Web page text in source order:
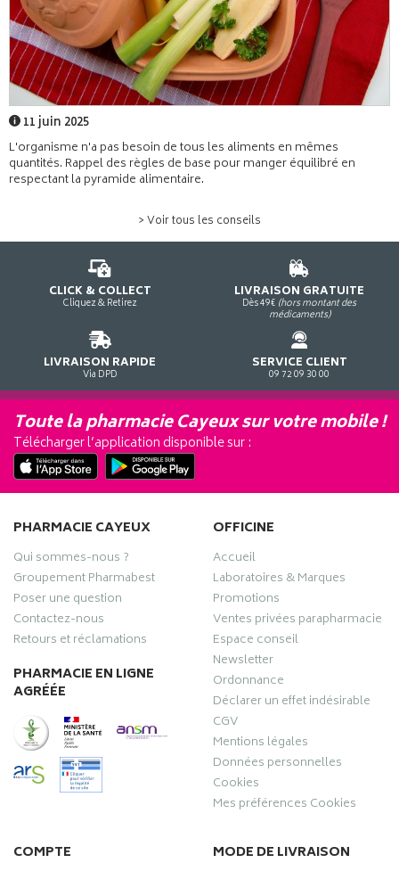
11 juin 2025
L'organisme n'a pas besoin de tous les aliments en mêmes
quantités. Rappel des règles de base pour manger équilibré en
respectant la pyramide alimentaire.
> Voir tous les conseils
CLICK & COLLECT
Cliquez & Retirez
LIVRAISON GRATUITE
Dès 49€ (hors montant des
médicaments)
LIVRAISON RAPIDE
Via DPD
SERVICE CLIENT
09 72 09 30 00
Toute la pharmacie Cayeux sur votre mobile !
Télécharger l’application disponible sur :
PHARMACIE CAYEUX
Qui sommes-nous ?
Groupement Pharmabest
Poser une question
Contactez-nous
Retours et réclamations
PHARMACIE EN LIGNE
AGRÉÉE
OFFICINE
Accueil
Laboratoires & Marques
Promotions
Ventes privées parapharmacie
Espace conseil
Newsletter
Ordonnance
Déclarer un effet indésirable
CGV
Mentions légales
Données personnelles
Cookies
Mes préférences Cookies
COMPTE MODE DE LIVRAISON